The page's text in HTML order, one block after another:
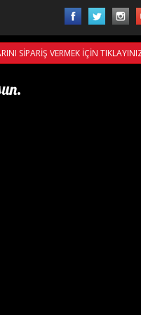
SİPARİŞ VERMEK İÇİN